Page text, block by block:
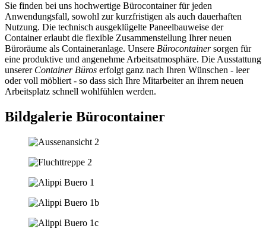
Sie finden bei uns hochwertige Bürocontainer für jeden
Anwendungsfall, sowohl zur kurzfristigen als auch dauerhaften
Nutzung. Die technisch ausgeklügelte Paneelbauweise der
Container erlaubt die flexible Zusammenstellung Ihrer neuen
Büroräume als Containeranlage. Unsere Bürocontainersorgen für
eine produktive und angenehme Arbeitsatmosphäre. Die Ausstattung
unserer Container Büros erfolgt ganz nach Ihren Wünschen - leer
oder voll möbliert - so dass sich Ihre Mitarbeiter an ihrem neuen
Arbeitsplatz schnell wohlfühlen werden.
Bildgalerie Bürocontainer